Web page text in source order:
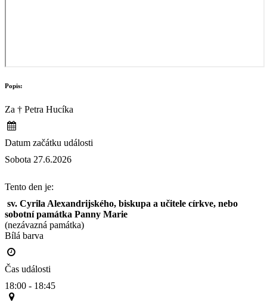
Popis:
Za † Petra Hucíka
Datum začátku události
Sobota 27.6.2026
Tento den je:
sobotní památka Panny Marie
(nezávazná památka)
Bílá barva
Čas události
18:00 - 18:45